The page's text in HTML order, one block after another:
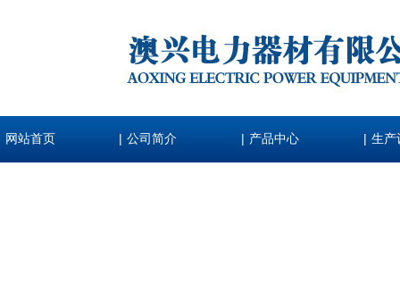
网站首页 | 公司简介 | 产品中心 | 生产